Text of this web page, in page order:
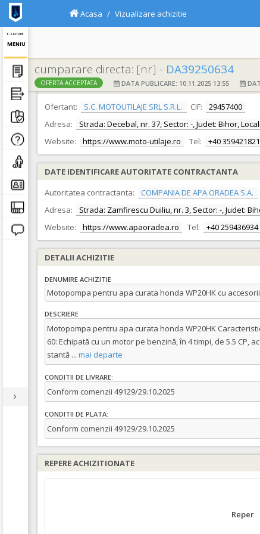
E - LICITATIE
MENIU
Acasa Vizualizare achizitie
cumparare directa: [nr] - DA39250634
OFERTA ACCEPTATA DATA PUBLICARE: 10.11.2025 13:55
DATE IDENTIFICARE OFERTANT
Ofertant:
S.C. MOTOUTILAJE SRL S.R.L. CIF:
29457400
Adresa:
Strada: Decebal, nr. 37, Sector: -, Judet: Bihor,
Website:
https://www.moto-utilaje.ro Tel: +40 359421821
DATE IDENTIFICARE AUTORITATE CONTRACTANTA
Autoritatea contractanta:
COMPANIA DE APA ORADEA S.A.
Adresa:
Strada: Zamfirescu Duiliu, nr. 3, Sector: -, Judet:
Website:
https://www.apaoradea.ro Tel: +40 259436934
DETALII ACHIZITIE
DENUMIRE ACHIZITIE
Motopompa pentru apa curata honda WP20HK cu accesorii
DESCRIERE
Motopompa pentru apa curata honda WP20HK
60: Echipată cu un motor pe benzină, în 4 timpi, de 5.5 CP,
stantă ... mai departe
CONDITII DE LIVRARE:
Conform comenzii 49129/29.10.2025
CONDITII DE PLATA:
Conform comenzii 49129/29.10.2025
REPERE ACHIZITIONATE
Reper